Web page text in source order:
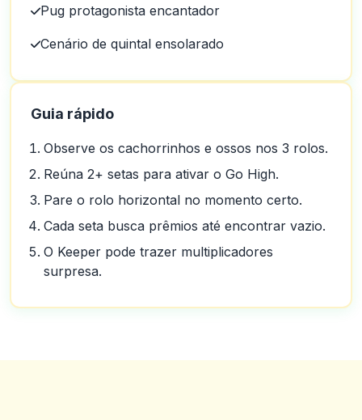
Pug protagonista encantador
Cenário de quintal ensolarado
Guia rápido
Observe os cachorrinhos e ossos nos 3 rolos.
Reúna 2+ setas para ativar o Go High.
Pare o rolo horizontal no momento certo.
Cada seta busca prêmios até encontrar vazio.
O Keeper pode trazer multiplicadores
surpresa.